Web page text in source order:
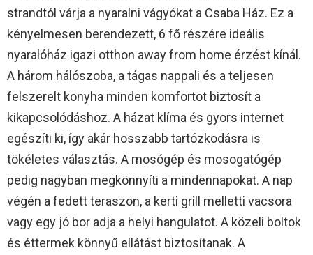
strandtól várja a nyaralni vágyókat a Csaba Ház. Ez a
kényelmesen berendezett, 6 fő részére ideális
nyaralóház igazi otthon away from home érzést kínál.
A három hálószoba, a tágas nappali és a teljesen
felszerelt konyha minden komfortot biztosít a
kikapcsolódáshoz. A házat klíma és gyors internet
egészíti ki, így akár hosszabb tartózkodásra is
tökéletes választás. A mosógép és mosogatógép
pedig nagyban megkönnyíti a mindennapokat. A nap
végén a fedett teraszon, a kerti grill melletti vacsora
vagy egy jó bor adja a helyi hangulatot. A közeli boltok
és éttermek könnyű ellátást biztosítanak. A